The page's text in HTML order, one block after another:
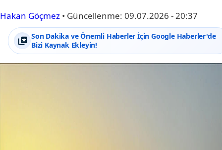
Hakan Göçmez • Güncellenme: 09.07.2026 - 20:37
Son Dakika ve Önemli Haberler İçin Google Haberler'de
Bizi Kaynak Ekleyin!